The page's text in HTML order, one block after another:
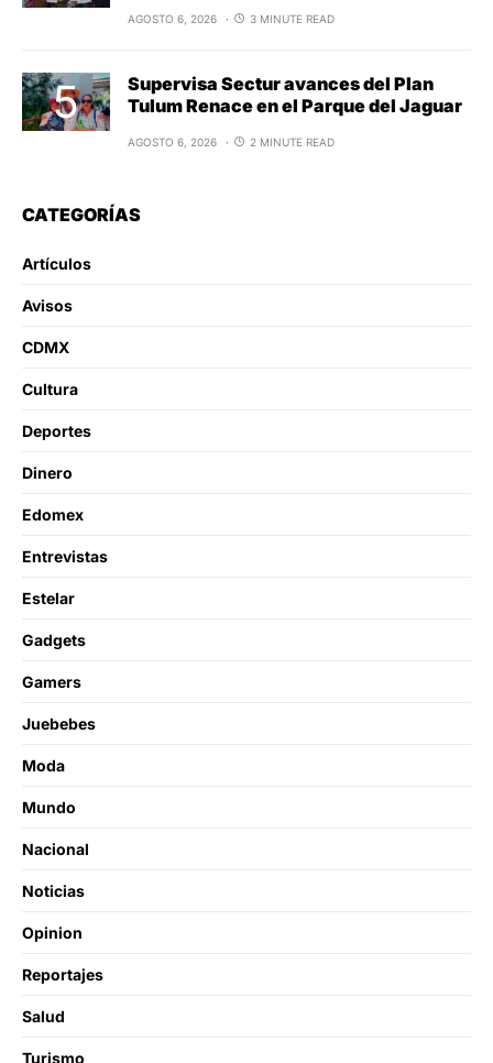
AGOSTO 6, 2026 3 MINUTE READ
Supervisa Sectur avances del Plan
Tulum Renace en el Parque del Jaguar
AGOSTO 6, 2026 2 MINUTE READ
CATEGORÍAS
Artículos
Avisos
CDMX
Cultura
Deportes
Dinero
Edomex
Entrevistas
Estelar
Gadgets
Gamers
Juebebes
Moda
Mundo
Nacional
Noticias
Opinion
Reportajes
Salud
Turismo